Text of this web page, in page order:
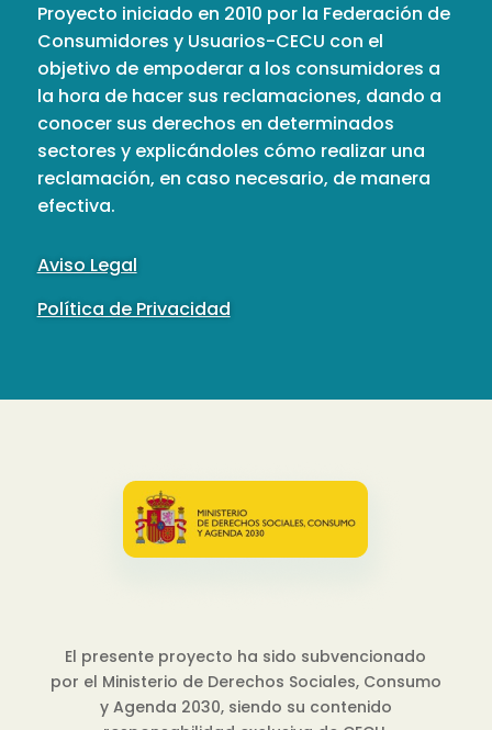
Proyecto iniciado en 2010 por la Federación de
Consumidores y Usuarios-CECU con el
objetivo de empoderar a los consumidores a
la hora de hacer sus reclamaciones, dando a
conocer sus derechos en determinados
sectores y explicándoles cómo realizar una
reclamación, en caso necesario, de manera
efectiva.
Aviso Legal
Política de Privacidad
El presente proyecto ha sido subvencionado
por el Ministerio de Derechos Sociales, Consumo
y Agenda 2030, siendo su contenido